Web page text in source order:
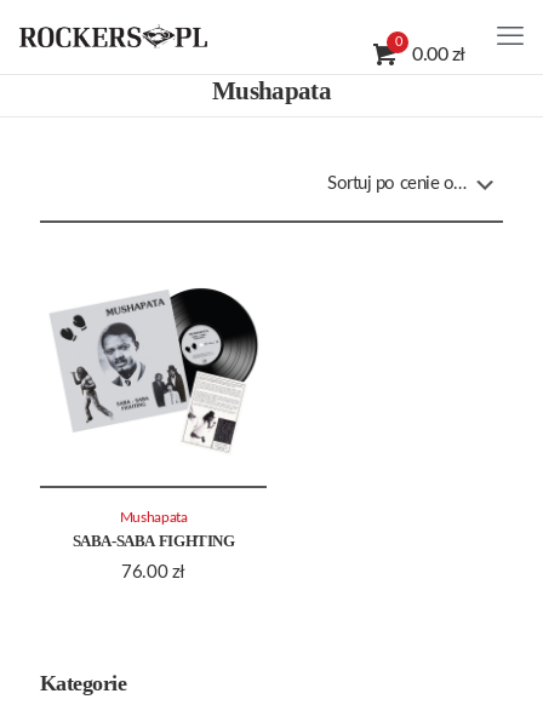
0
0.00 zł
Mushapata
SABA-SABA FIGHTING
76.00 zł
Mushapata
Kategorie